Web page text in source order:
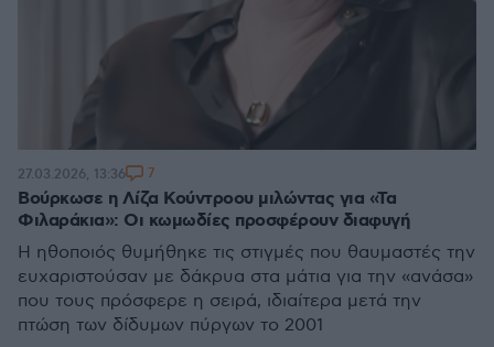
Βούρκωσε η Λίζα Κούντροου μιλώντας για «Τα
Φιλαράκια»: Οι κωμωδίες προσφέρουν διαφυγή
Η ηθοποιός θυμήθηκε τις στιγμές που θαυμαστές την
ευχαριστούσαν με δάκρυα στα μάτια για την «ανάσα»
που τους πρόσφερε η σειρά, ιδιαίτερα μετά την
πτώση των δίδυμων πύργων το 2001
27.03.2026, 13:36 7